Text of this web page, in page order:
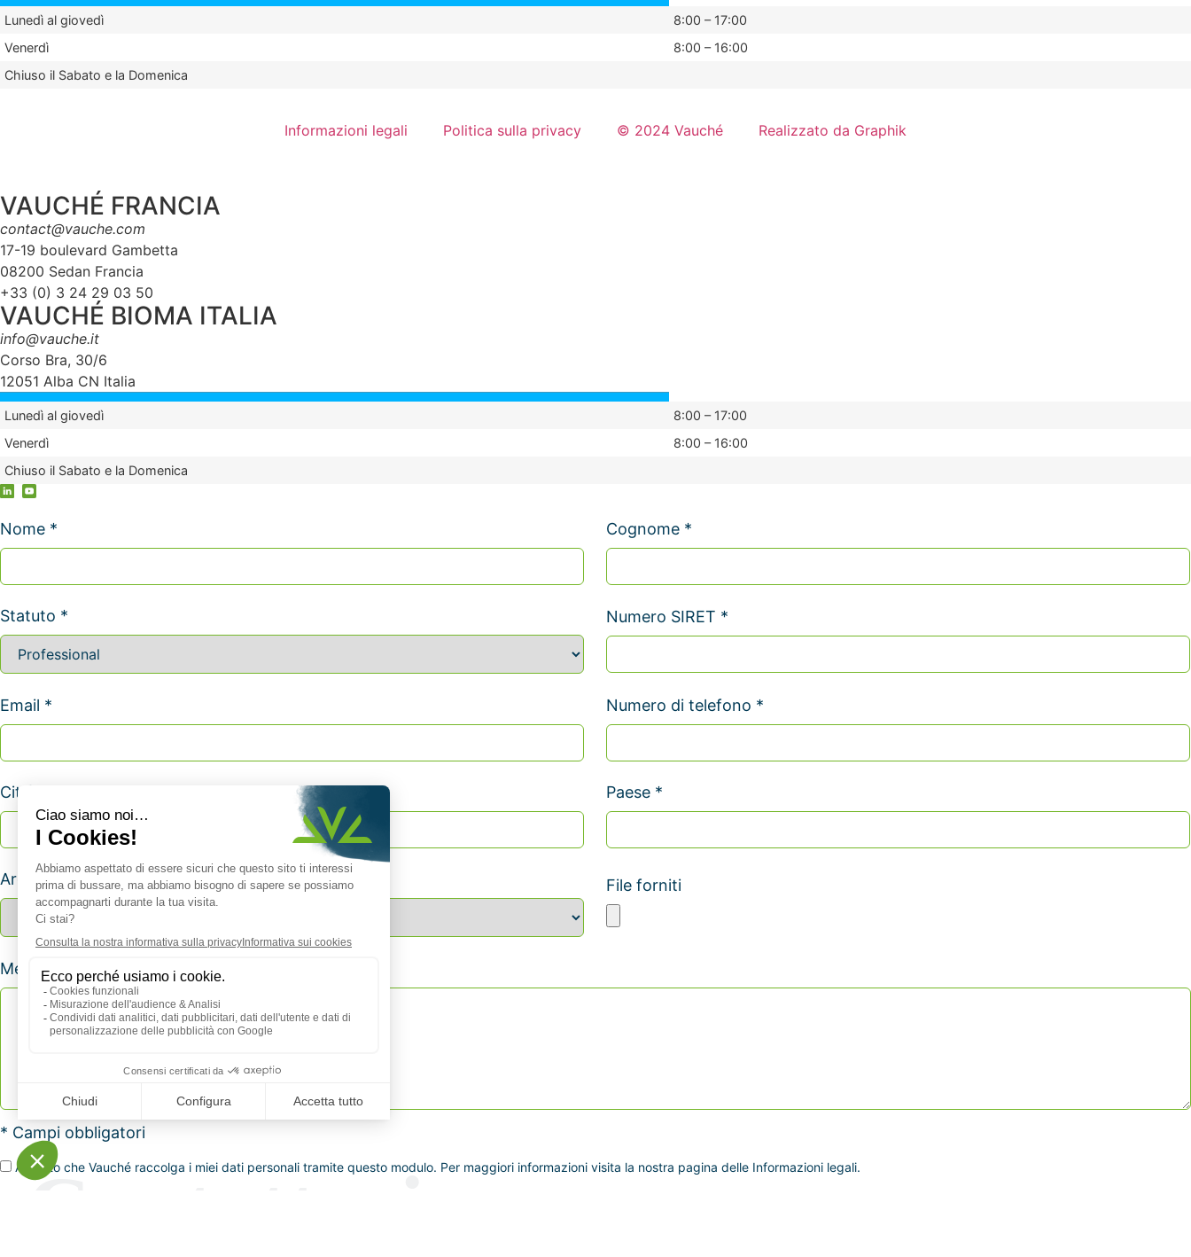
Lunedì al giovedì
8:00 – 17:00
Venerdì
8:00 – 16:00
Chiuso il Sabato e la Domenica
Informazioni legali Politica sulla privacy © 2024 Vauché Realizzato da Graphik
VAUCHÉ FRANCIA
contact@vauche.com
17-19 boulevard Gambetta
08200 Sedan Francia
+33 (0) 3 24 29 03 50
VAUCHÉ BIOMA ITALIA
info@vauche.it
Corso Bra, 30/6
12051 Alba CN Italia
Lunedì al giovedì
8:00 – 17:00
Venerdì
8:00 – 16:00
Chiuso il Sabato e la Domenica
Nome * Cognome *
Statuto * Numero SIRET *
Email * Numero di telefono *
Città * Paese *
Argomento * File forniti
Messagio *
* Campi obbligatori
Accetto che Vauché raccolga i miei dati personali tramite questo modulo. Per maggiori informazioni visita la nostra pagina delle Informazioni legali.